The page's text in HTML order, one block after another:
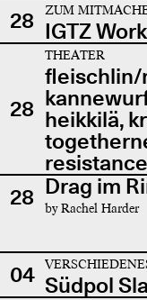
28
ZUM
IGTZ
28
THEATER
fleischlin/
heikkilä,
resistance
28 Drag im
by Rachel Harder
04 Südpol